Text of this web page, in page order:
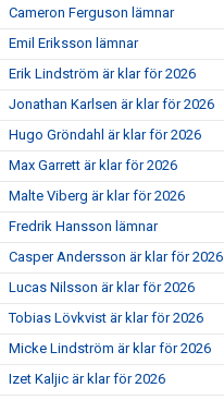
Cameron Ferguson lämnar
Emil Eriksson lämnar
Erik Lindström är klar för 2026
Jonathan Karlsen är klar för 2026
Hugo Gröndahl är klar för 2026
Max Garrett är klar för 2026
Malte Viberg är klar för 2026
Fredrik Hansson lämnar
Casper Andersson är klar för 2026
Lucas Nilsson är klar för 2026
Tobias Lövkvist är klar för 2026
Micke Lindström är klar för 2026
Izet Kaljic är klar för 2026